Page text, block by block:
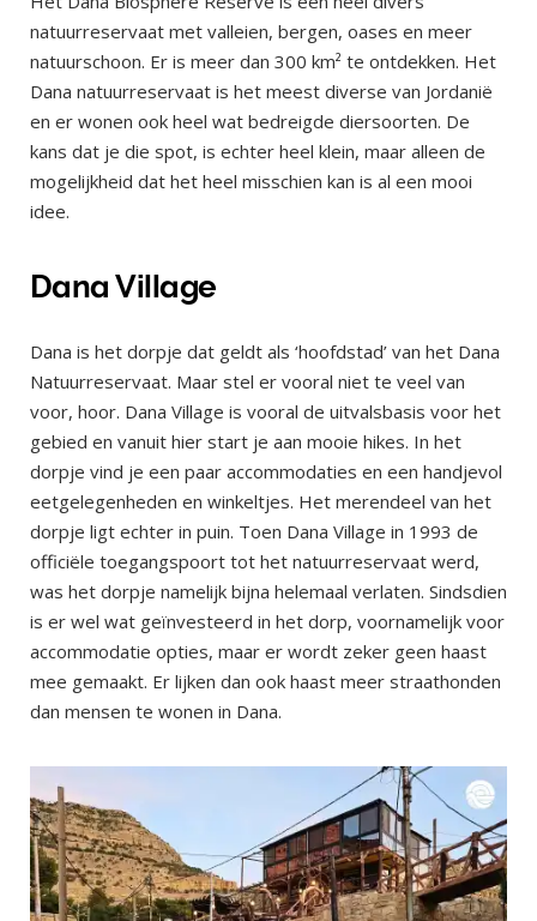
natuurreservaat met valleien, bergen, oases en meer
natuurschoon. Er is meer dan 300 km² te ontdekken. Het
Dana natuurreservaat is het meest diverse van Jordanië
en er wonen ook heel wat bedreigde diersoorten. De
kans dat je die spot, is echter heel klein, maar alleen de
mogelijkheid dat het heel misschien kan is al een mooi
idee.
Dana Village
Dana is het dorpje dat geldt als ‘hoofdstad’ van het Dana
Natuurreservaat. Maar stel er vooral niet te veel van
voor, hoor. Dana Village is vooral de uitvalsbasis voor het
gebied en vanuit hier start je aan mooie hikes. In het
dorpje vind je een paar accommodaties en een handjevol
eetgelegenheden en winkeltjes. Het merendeel van het
dorpje ligt echter in puin. Toen Dana Village in 1993 de
officiële toegangspoort tot het natuurreservaat werd,
was het dorpje namelijk bijna helemaal verlaten. Sindsdien
is er wel wat geïnvesteerd in het dorp, voornamelijk voor
accommodatie opties, maar er wordt zeker geen haast
mee gemaakt. Er lijken dan ook haast meer straathonden
dan mensen te wonen in Dana.